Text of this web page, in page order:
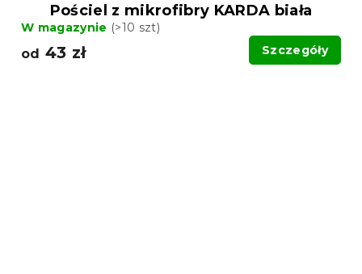
Pościel z mikrofibry KARDA biała
W magazynie (>10 szt)
od 43 zł Szczegóły